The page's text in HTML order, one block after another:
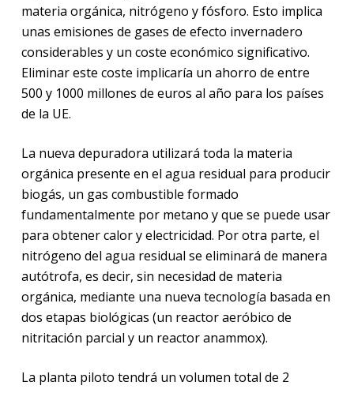
materia orgánica, nitrógeno y fósforo. Esto implica
unas emisiones de gases de efecto invernadero
considerables y un coste económico significativo.
Eliminar este coste implicaría un ahorro de entre
500 y 1000 millones de euros al año para los países
de la UE.
La nueva depuradora utilizará toda la materia
orgánica presente en el agua residual para producir
biogás, un gas combustible formado
fundamentalmente por metano y que se puede usar
para obtener calor y electricidad. Por otra parte, el
nitrógeno del agua residual se eliminará de manera
autótrofa, es decir, sin necesidad de materia
orgánica, mediante una nueva tecnología basada en
dos etapas biológicas (un reactor aeróbico de
nitritación parcial y un reactor anammox).
La planta piloto tendrá un volumen total de 2